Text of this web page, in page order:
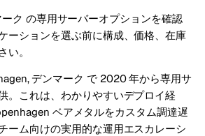
ク の専用サーバーオプションを確認
ーションを選ぶ前に構成、価格、在庫
い。
デンマーク で 2020 年から専用サ
。これは、わかりやすいデプロイ経
ベアメタルをカスタム調達遅
ーム向けの実用的な運用エスカレーシ